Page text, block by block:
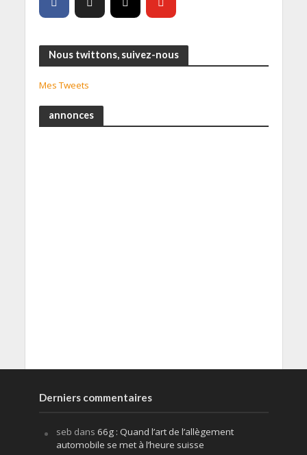
Nous twittons, suivez-nous
Mes Tweets
annonces
Derniers commentaires
seb dans 66g : Quand l’art de l’allègement
automobile se met à l’heure suisse